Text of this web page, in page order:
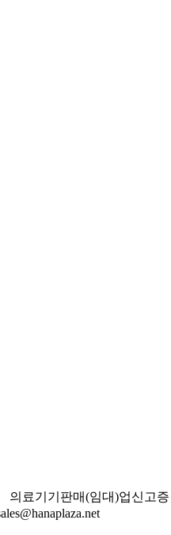
료기기판매(임대)업신고증